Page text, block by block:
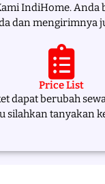
IndiHome. Anda
dan mengirimnya
Price List
dapat berubah
silahkan tanyakan